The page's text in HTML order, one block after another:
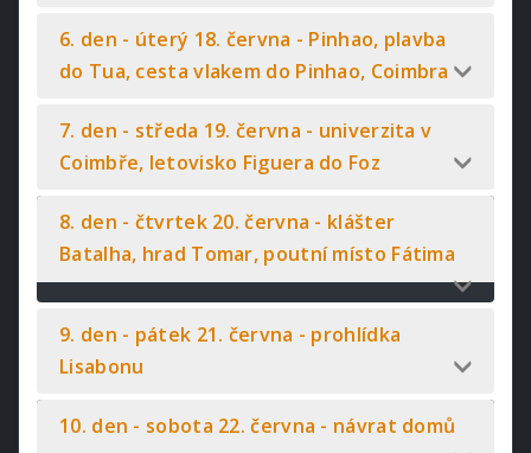
6. den - úterý 18. června - Pinhao, plavba
do Tua, cesta vlakem do Pinhao, Coimbra
7. den - středa 19. června - univerzita v
Coimbře, letovisko Figuera do Foz
8. den - čtvrtek 20. června - klášter
Batalha, hrad Tomar, poutní místo Fátima
9. den - pátek 21. června - prohlídka
Lisabonu
10. den - sobota 22. června - návrat domů